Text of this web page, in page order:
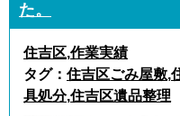
た。
住吉区,作業実績
タグ： 住吉区ごみ屋敷,
具処分,住吉区遺品整理